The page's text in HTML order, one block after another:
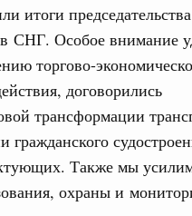
итоги председательства
СНГ. Особое внимание
торгово-
договорились
трансформации
гражданского
Также мы усилим
охраны и
Городская среда
заказчик»
более
и ликвидация их
заседание
чрезвычайной